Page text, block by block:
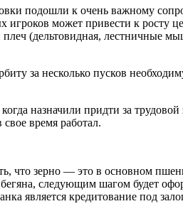
подошли к очень важному
игроков может привести к росту
(дельтовидная, лестничные
за несколько пусков
назначили придти за
время работал.
что зерно — это в основном
следующим шагом будет
является кредитование под